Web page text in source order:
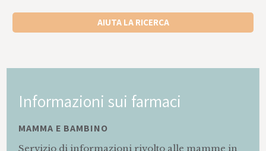
AIUTA LA RICERCA
Informazioni sui farmaci
MAMMA E BAMBINO
Servizio di informazioni rivolto alle mamme in